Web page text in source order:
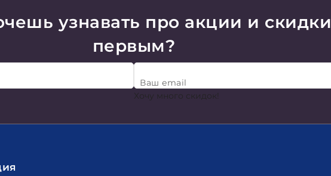
узнавать про акции и скидки
первым?
Ваш email
Хочу много скидок!